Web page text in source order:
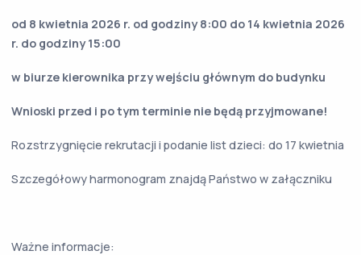
od 8 kwietnia 2026 r. od godziny 8:00 do 14 kwietnia 2026
r. do godziny 15:00
w biurze kierownika przy wejściu głównym do budynku
Wnioski przed i po tym terminie nie będą przyjmowane!
Rozstrzygnięcie rekrutacji i podanie list dzieci: do 17 kwietnia
Szczegółowy harmonogram znajdą Państwo w załączniku
Ważne informacje: